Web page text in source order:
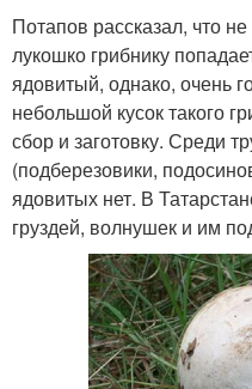
Потапов рассказал, что
лукошко грибнику
ядовитый, однако, очень
небольшой кусок такого
сбор и заготовку. Среди
(подберезовики,
ядовитых нет. В
груздей, волнушек и им